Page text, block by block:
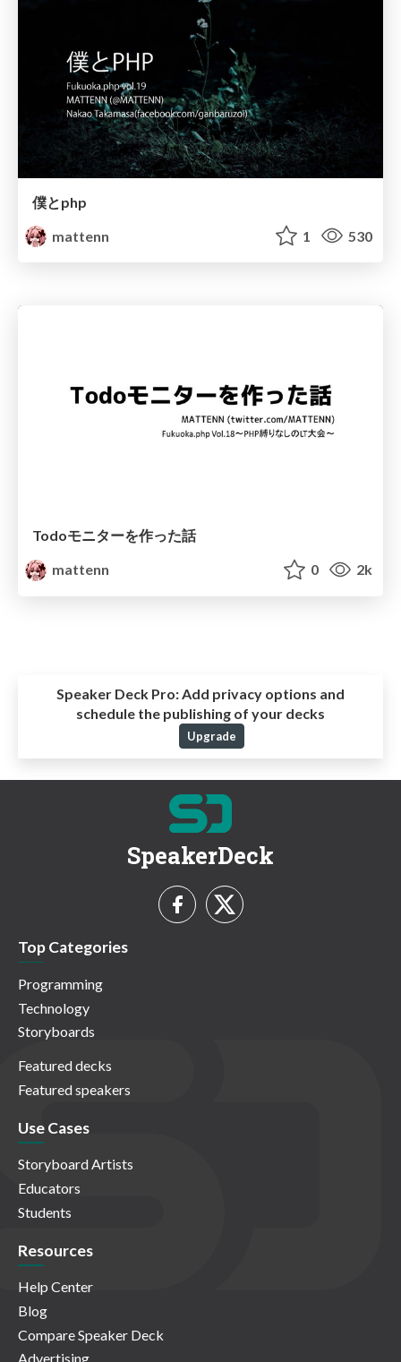
僕とphp
mattenn
1 530
Todoモニターを作った話
mattenn
0 2k
Speaker Deck Pro:Add privacy options and
schedule the publishing of your decks
Upgrade
SpeakerDeck
Top Categories
Programming
Technology
Storyboards
Featured decks
Featured speakers
Use Cases
Storyboard Artists
Educators
Students
Resources
Help Center
Blog
Compare Speaker Deck
Advertising